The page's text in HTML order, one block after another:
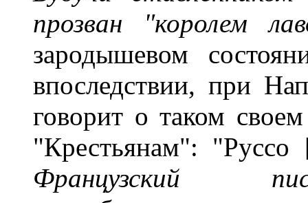
прозван "королем
зародышевом
впоследствии, при
говорит о таком
"Крестьянам": "Руссо
Французский